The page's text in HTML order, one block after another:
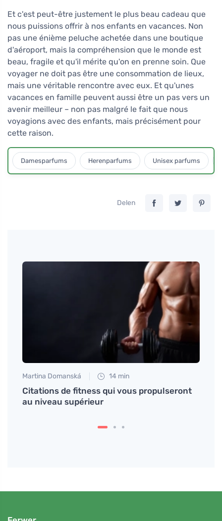
Et c'est peut-être justement le plus beau cadeau que
nous puissions offrir à nos enfants en vacances. Non
pas une énième peluche achetée dans une boutique
d'aéroport, mais la compréhension que le monde est
beau, fragile et qu'il mérite qu'on en prenne soin. Que
voyager ne doit pas être une consommation de lieux,
mais une véritable rencontre avec eux. Et qu'unes
vacances en famille peuvent aussi être un pas vers un
avenir meilleur – non pas malgré le fait que nous
voyagions avec des enfants, mais précisément pour
cette raison.
Damesparfums Herenparfums Unisex parfums
Delen
Martina Domanská 14 min
Citations de fitness qui vous propulseront
au niveau supérieur